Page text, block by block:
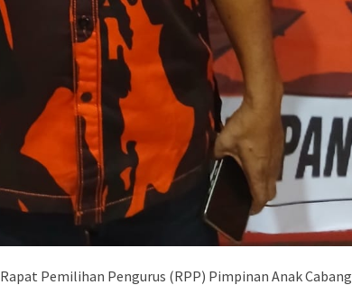
Rapat Pemilihan Pengurus (RPP) Pimpinan Anak Cabang